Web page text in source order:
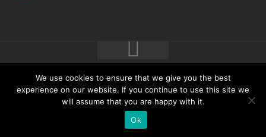
2026 progressmedia Verlag & Werbeagentur GmbH • Bautzner
Landstraße 62 • 01324 Dresden
We use cookies to ensure that we give you the best
experience on our website. If you continue to use this site we
will assume that you are happy with it.
Ok